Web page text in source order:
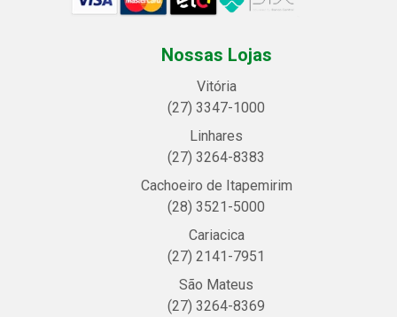
Nossas Lojas
Vitória
(27) 3347-1000
Linhares
(27) 3264-8383
Cachoeiro de Itapemirim
(28) 3521-5000
Cariacica
(27) 2141-7951
São Mateus
(27) 3264-8369